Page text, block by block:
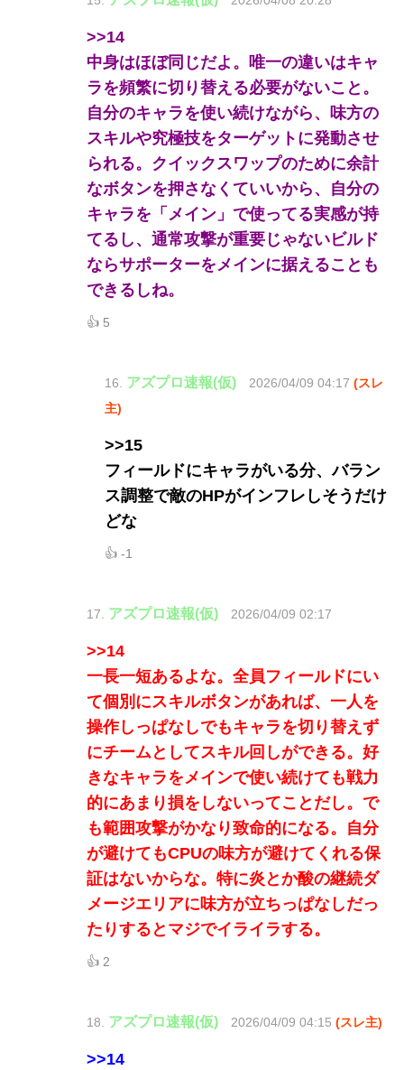
>>14
中身はほぼ同じだよ。唯一の違いはキャ
ラを頻繁に切り替える必要がないこと。
自分のキャラを使い続けながら、味方の
スキルや究極技をターゲットに発動させ
られる。クイックスワップのために余計
なボタンを押さなくていいから、自分の
キャラを「メイン」で使ってる実感が持
てるし、通常攻撃が重要じゃないビルド
ならサポーターをメインに据えることも
できるしね。
👍 5
16. アズプロ速報(仮) 2026/04/09 04:17 (スレ
主)
>>15
フィールドにキャラがいる分、バラン
ス調整で敵のHPがインフレしそうだけ
どな
👍 -1
17. アズプロ速報(仮) 2026/04/09 02:17
>>14
一長一短あるよな。全員フィールドにい
て個別にスキルボタンがあれば、一人を
操作しっぱなしでもキャラを切り替えず
にチームとしてスキル回しができる。好
きなキャラをメインで使い続けても戦力
的にあまり損をしないってことだし。で
も範囲攻撃がかなり致命的になる。自分
が避けてもCPUの味方が避けてくれる保
証はないからな。特に炎とか酸の継続ダ
メージエリアに味方が立ちっぱなしだっ
たりするとマジでイライラする。
👍 2
18. アズプロ速報(仮) 2026/04/09 04:15 (スレ主)
>>14